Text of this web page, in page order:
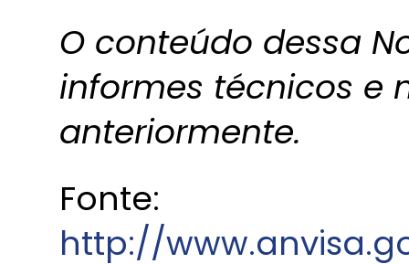
O conteúdo dessa
informes técnicos e
anteriormente.
Fonte:
http://